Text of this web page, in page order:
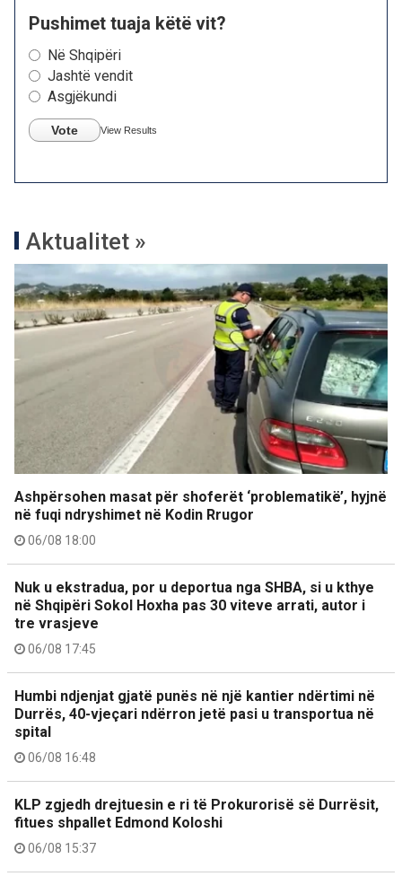
Pushimet tuaja këtë vit?
Në Shqipëri
Jashtë vendit
Asgjëkundi
Vote View Results
Aktualitet »
Ashpërsohen masat për shoferët ‘problematikë’, hyjnë
në fuqi ndryshimet në Kodin Rrugor
06/08 18:00
Nuk u ekstradua, por u deportua nga SHBA, si u kthye
në Shqipëri Sokol Hoxha pas 30 viteve arrati, autor i
tre vrasjeve
06/08 17:45
Humbi ndjenjat gjatë punës në një kantier ndërtimi në
Durrës, 40-vjeçari ndërron jetë pasi u transportua në
spital
06/08 16:48
KLP zgjedh drejtuesin e ri të Prokurorisë së Durrësit,
fitues shpallet Edmond Koloshi
06/08 15:37